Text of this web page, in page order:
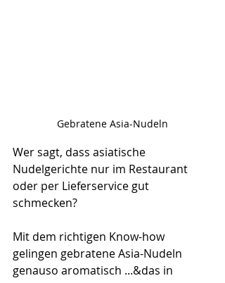
Gebratene Asia-Nudeln
Wer sagt, dass asiatische
Nudelgerichte nur im Restaurant
oder per Lieferservice gut
schmecken?
Mit dem richtigen Know-how
gelingen gebratene Asia-Nudeln
genauso aromatisch ...&das in